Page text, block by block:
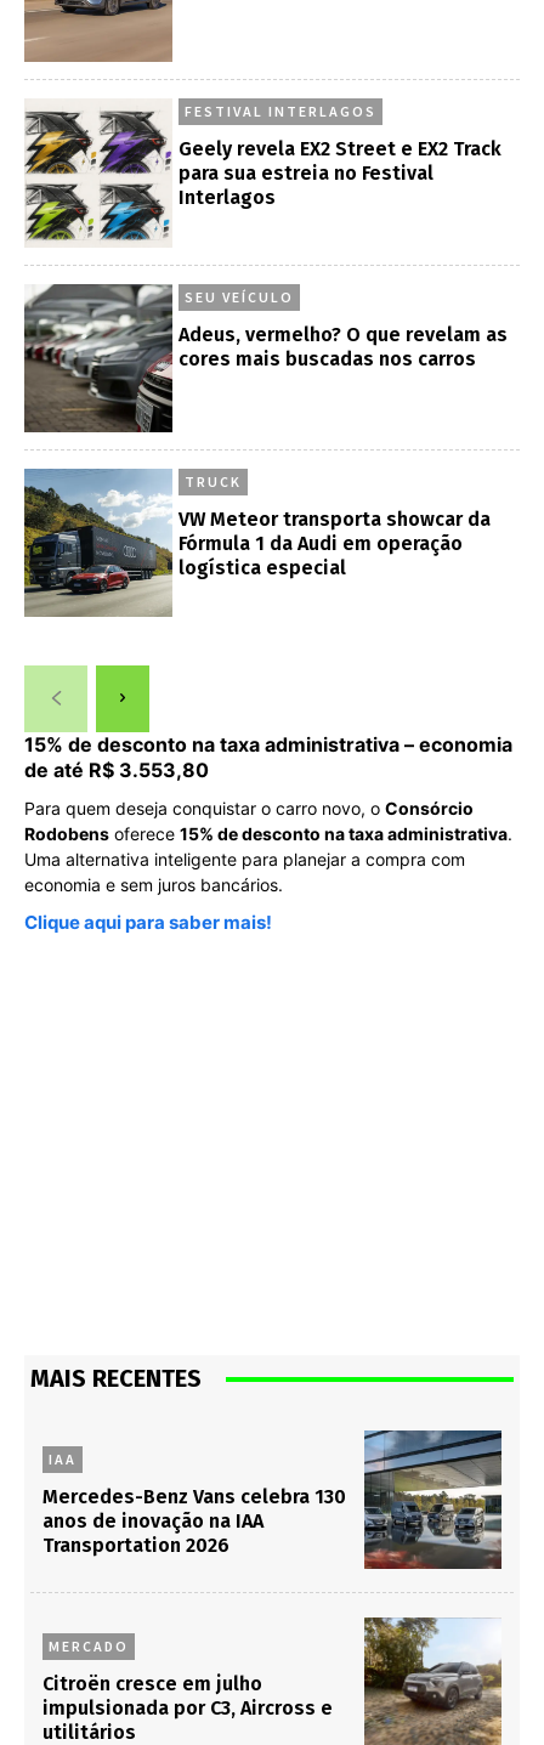
FESTIVAL INTERLAGOS
Geely revela EX2 Street e EX2 Track
para sua estreia no Festival
Interlagos
SEU VEÍCULO
Adeus, vermelho? O que revelam as
cores mais buscadas nos carros
TRUCK
VW Meteor transporta showcar da
Fórmula 1 da Audi em operação
logística especial
15% de desconto na taxa administrativa – economia
de até R$ 3.553,80
Para quem deseja conquistar o carro novo, o Consórcio
Rodobens oferece 15% de desconto na taxa administrativa.
Uma alternativa inteligente para planejar a compra com
economia e sem juros bancários.
Clique aqui para saber mais!
MAIS RECENTES
IAA
Mercedes-Benz Vans celebra 130
anos de inovação na IAA
Transportation 2026
MERCADO
Citroën cresce em julho
impulsionada por C3, Aircross e
utilitários